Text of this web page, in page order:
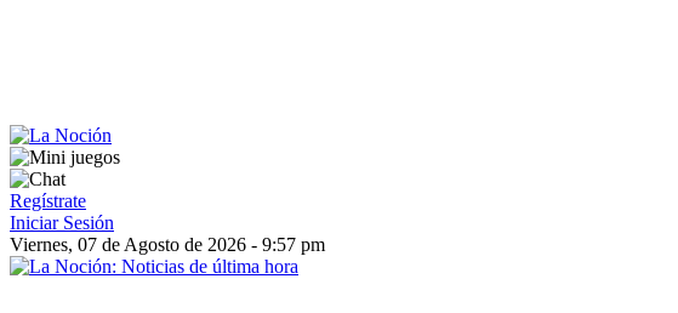
Regístrate
Iniciar Sesión
Viernes, 07 de Agosto de 2026 - 9:57 pm